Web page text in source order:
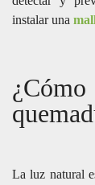
instalar una
La luz natural